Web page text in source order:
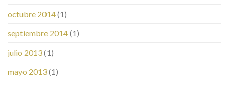
octubre 2014(1)
septiembre 2014(1)
julio 2013(1)
mayo 2013(1)